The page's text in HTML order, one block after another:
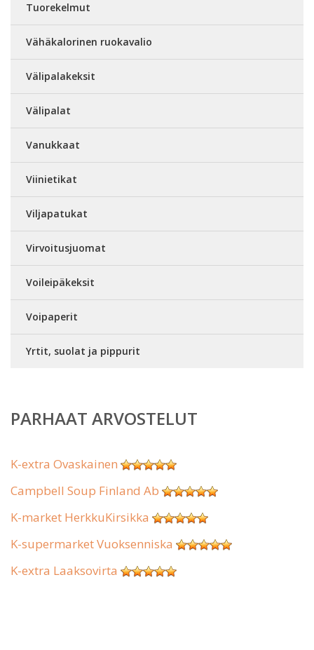
Tuorekelmut
Vähäkalorinen ruokavalio
Välipalakeksit
Välipalat
Vanukkaat
Viinietikat
Viljapatukat
Virvoitusjuomat
Voileipäkeksit
Voipaperit
Yrtit, suolat ja pippurit
PARHAAT ARVOSTELUT
K-extra Ovaskainen
Campbell Soup Finland Ab
K-market HerkkuKirsikka
K-supermarket Vuoksenniska
K-extra Laaksovirta